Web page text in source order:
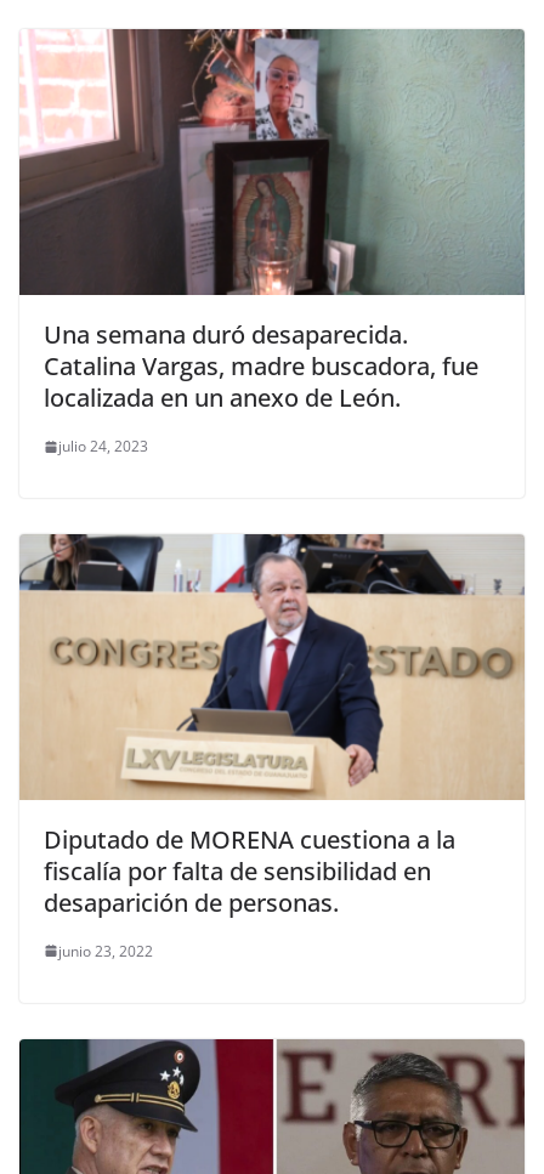
Una semana duró desaparecida.
Catalina Vargas, madre buscadora, fue
localizada en un anexo de León.
julio 24, 2023
Diputado de MORENA cuestiona a la
fiscalía por falta de sensibilidad en
desaparición de personas.
junio 23, 2022